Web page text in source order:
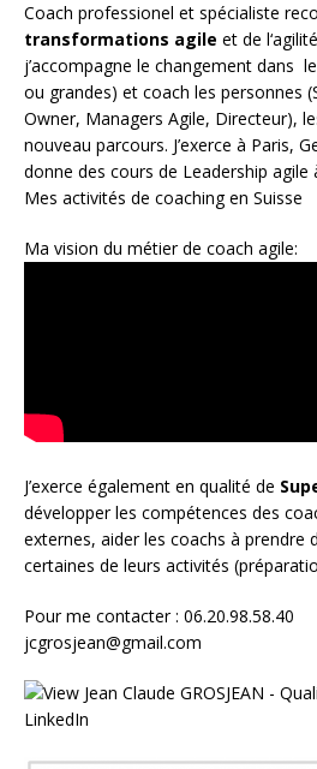
Coach professionel et spécialiste
transformations agile et de l
j’accompagne le changement dans
ou grandes) et coach les personnes (
Owner, Managers Agile, Directeur),
nouveau parcours. J’exerce à Paris,
donne des cours de Leadership agile
Mes activités de coaching en Suisse
Ma vision du métier de coach agile:
J’exerce également en qualité de
développer les compétences des
externes, aider les coachs à prendre
certaines de leurs activités
Pour me contacter : 06.20.98.58.40
jcgrosjean@gmail.com